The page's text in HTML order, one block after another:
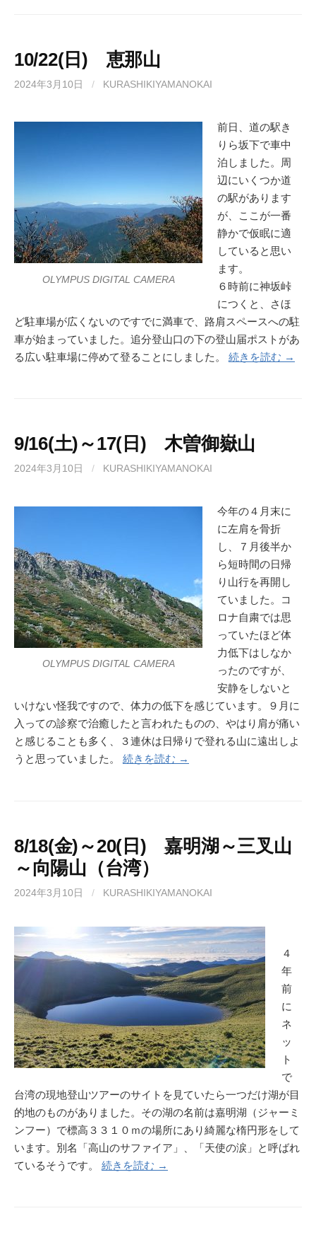
10/22(日) 恵那山
2024年3月10日 / KURASHIKIYAMANOKAI
OLYMPUS DIGITAL CAMERA
前日、道の駅き
りら坂下で車中
泊しました。周
辺にいくつか道
の駅があります
が、ここが一番
静かで仮眠に適
していると思い
ます。
６時前に神坂峠
につくと、さほ
ど駐車場が広くないのですでに満車で、路肩スペースへの駐
車が始まっていました。追分登山口の下の登山届ポストがあ
る広い駐車場に停めて登ることにしました。 続きを読む →
9/16(土)～17(日) 木曽御嶽山
2024年3月10日 / KURASHIKIYAMANOKAI
OLYMPUS DIGITAL CAMERA
今年の４月末に
に左肩を骨折
し、７月後半か
ら短時間の日帰
り山行を再開し
ていました。コ
ロナ自粛では思
っていたほど体
力低下はしなか
ったのですが、
安静をしないと
いけない怪我ですので、体力の低下を感じています。９月に
入っての診察で治癒したと言われたものの、やはり肩が痛い
と感じることも多く、３連休は日帰りで登れる山に遠出しよ
うと思っていました。 続きを読む →
8/18(金)～20(日) 嘉明湖～三叉山
～向陽山（台湾）
2024年3月10日 / KURASHIKIYAMANOKAI
４
年
前
に
ネ
ッ
ト
で
台湾の現地登山ツアーのサイトを見ていたら一つだけ湖が目
的地のものがありました。その湖の名前は嘉明湖（ジャーミ
ンフー）で標高３３１０ｍの場所にあり綺麗な楕円形をして
います。別名「高山のサファイア」、「天使の涙」と呼ばれ
ているそうです。 続きを読む →